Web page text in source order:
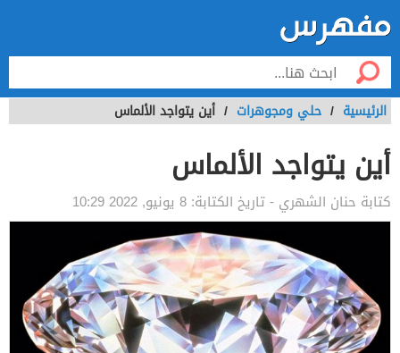
الرئيسية / حلي ومجوهرات / أين يتواجد الألماس
أين يتواجد الألماس
كتابة حنان الشهري - تاريخ الكتابة: 8 يونيو, 2022 10:29